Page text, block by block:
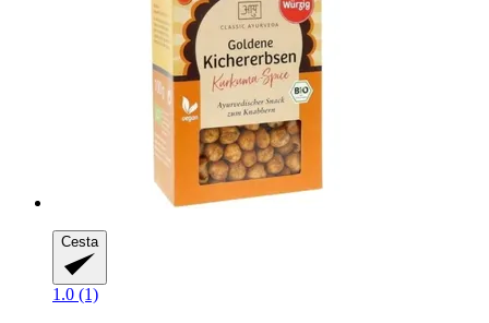
Cesta
1.0 (1)